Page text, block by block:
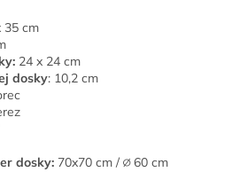
35 cm
24 x 24 cm
dosky: 10,2 cm
dosky: 70x70 cm / ∅ 60 cm